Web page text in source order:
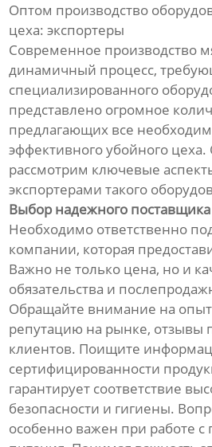
Оптом производство
цеха: экспортеры
Современное производство
динамичный процесс,
специализированного
представлено огромное
предлагающих все
эффективного убойного
рассмотрим ключевые
экспортерами такого
Выбор надежного поставщика
Необходимо ответственно
компании, которая
Важно не только цена, но и
обязательства и
Обращайте внимание на
репутацию на рынке, отзывы
клиентов. Поищите
сертифицированности
гарантирует соответствие
безопасности и гигиены.
особенно важен при работе с